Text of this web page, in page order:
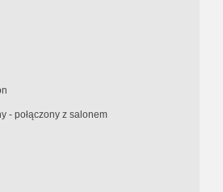
- połączony z salonem